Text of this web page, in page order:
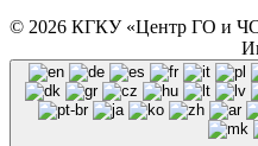
© 2026 КГКУ «Центр ГО и